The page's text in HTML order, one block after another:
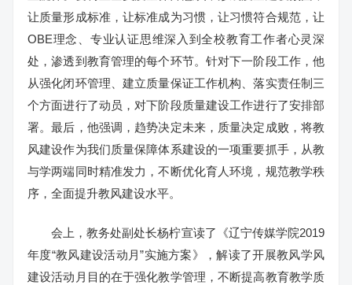
让质量形成标准，让标准成为习惯，让习惯符合规范，让
OBE理念、专业认证思维深入到全校教育工作者心灵深
处，渗透到教育管理的每个环节。针对下一阶段工作，他
从强化闭环管理、建立质量保证工作机构、落实责任制三
个方面进行了动员，对下阶段质量建设工作进行了安排部
署。最后，他强调，趋势决定未来，质量决定成败，将教
风建设作为我们质量保障体系建设的一项重要抓手，从教
与学两端同时精准发力，不断优化育人环境，规范教学秩
序，全面提升教风建设水平。
会上，教务处副处长杨柠宣读了《辽宁传媒学院2019
年度“教风建设活动月”实施方案》，解读了开展教风学风
建设活动月目的在于强化教学管理，不断提高教育教学质